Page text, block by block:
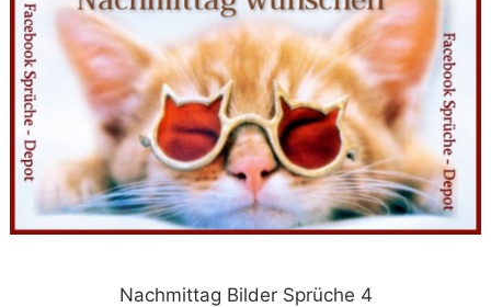
Nachmittag Bilder Sprüche 4